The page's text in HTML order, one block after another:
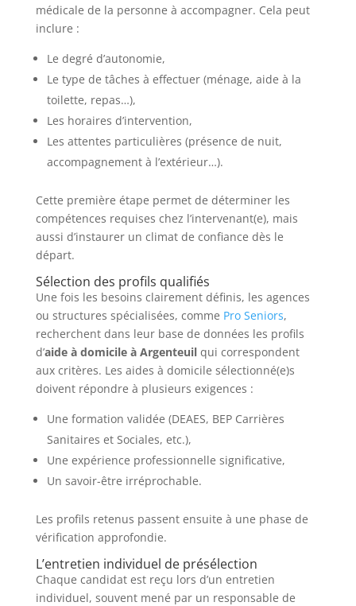
médicale de la personne à accompagner. Cela peut
inclure :
Le degré d’autonomie,
Le type de tâches à effectuer (ménage, aide à la
toilette, repas…),
Les horaires d’intervention,
Les attentes particulières (présence de nuit,
accompagnement à l’extérieur…).
Cette première étape permet de déterminer les
compétences requises chez l’intervenant(e), mais
aussi d’instaurer un climat de confiance dès le
départ.
Sélection des profils qualifiés
Une fois les besoins clairement définis, les agences
ou structures spécialisées, comme Pro Seniors,
recherchent dans leur base de données les profils
d’aide à domicile à Argenteuilqui correspondent
aux critères. Les aides à domicile sélectionné(e)s
doivent répondre à plusieurs exigences :
Une formation validée (DEAES, BEP Carrières
Sanitaires et Sociales, etc.),
Une expérience professionnelle significative,
Un savoir-être irréprochable.
Les profils retenus passent ensuite à une phase de
vérification approfondie.
L’entretien individuel de présélection
Chaque candidat est reçu lors d’un entretien
individuel, souvent mené par un responsable de